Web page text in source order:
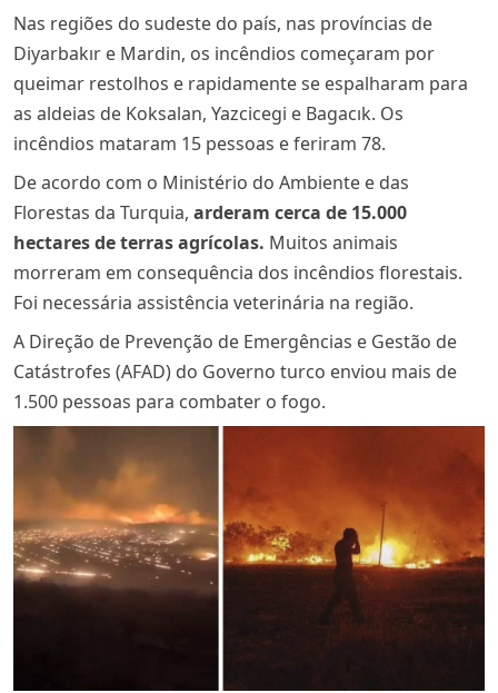
Nas regiões do sudeste do país, nas províncias de
Diyarbakır e Mardin, os incêndios começaram por
queimar restolhos e rapidamente se espalharam para
as aldeias de Koksalan, Yazcicegi e Bagacık. Os
incêndios mataram 15 pessoas e feriram 78.
De acordo com o Ministério do Ambiente e das
Florestas da Turquia, arderam cerca de 15.000
hectares de terras agrícolas. Muitos animais
morreram em consequência dos incêndios florestais.
Foi necessária assistência veterinária na região.
A Direção de Prevenção de Emergências e Gestão de
Catástrofes (AFAD) do Governo turco enviou mais de
1.500 pessoas para combater o fogo.